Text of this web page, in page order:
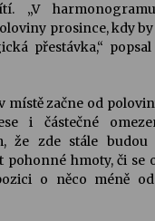
koncerty ve
22. 7. 2026
17. 7. 2026
prázdnin
„V
prosince, kdy
přestávka,“
místě začne od
i částečné
že zde stále budou
pohonné hmoty, či se
o něco méně